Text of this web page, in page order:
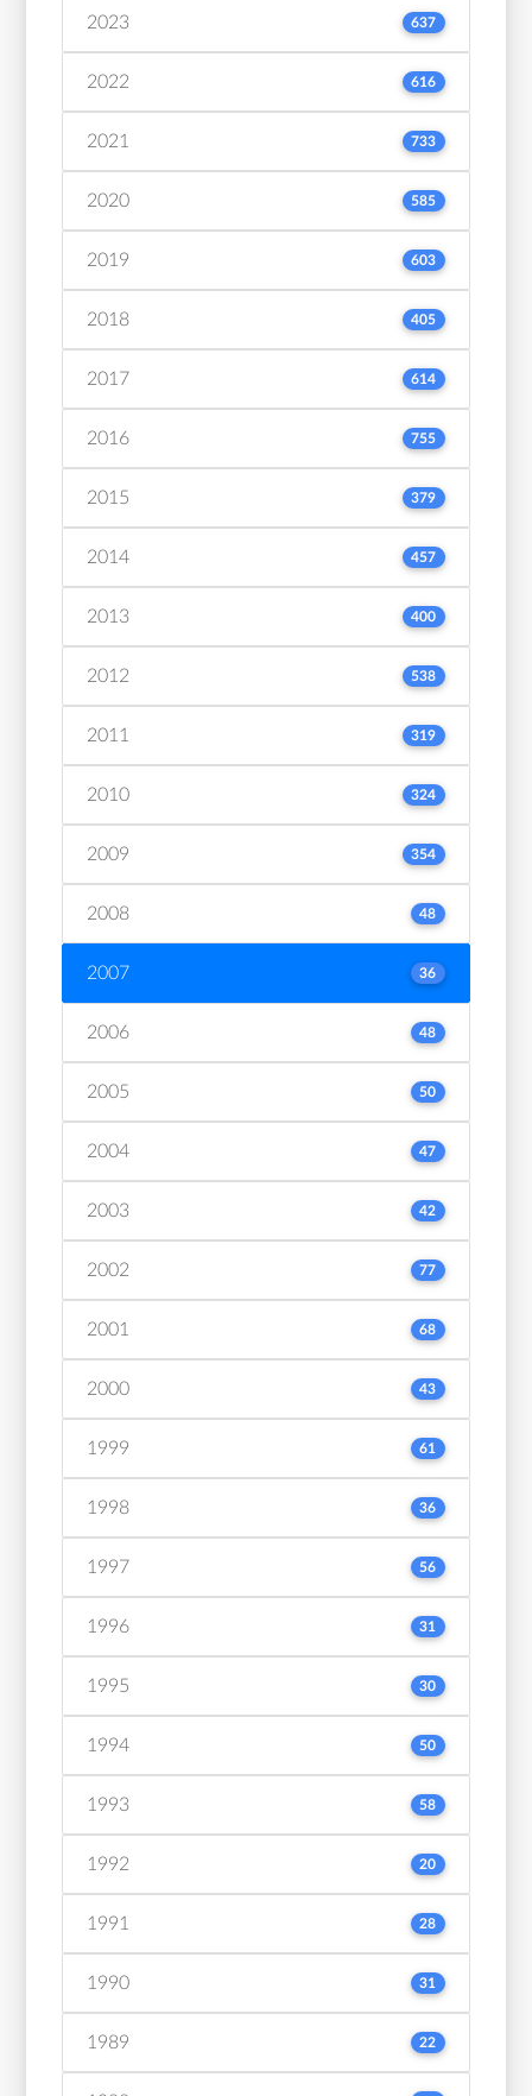
2023 637
2022 616
2021 733
2020 585
2019 603
2018 405
2017 614
2016 755
2015 379
2014 457
2013 400
2012 538
2011 319
2010 324
2009 354
2008 48
2007 36
2006 48
2005 50
2004 47
2003 42
2002 77
2001 68
2000 43
1999 61
1998 36
1997 56
1996 31
1995 30
1994 50
1993 58
1992 20
1991 28
1990 31
1989 22